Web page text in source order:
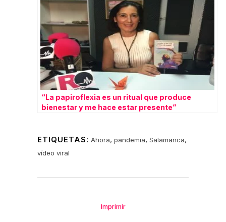
“La papiroflexia es un ritual que produce
bienestar y me hace estar presente”
ETIQUETAS: Ahora, pandemia, Salamanca,
vídeo viral
Imprimir